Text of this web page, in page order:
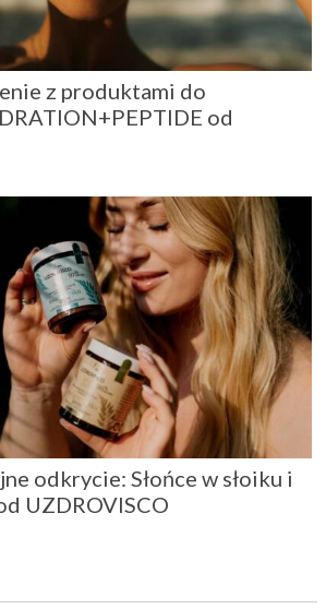
z produktami do
od
odkrycie: Słońce w słoiku i
UZDROVISCO